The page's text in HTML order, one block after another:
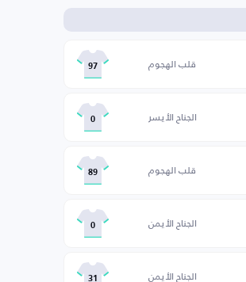
قلب الهجوم 97
الجناح الأيسر 0
قلب الهجوم 89
الجناح الأيمن 0
الجناح الأيمن 31